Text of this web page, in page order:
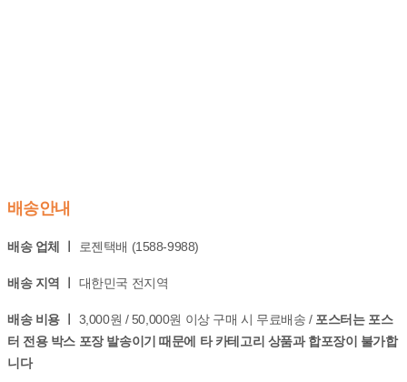
배송안내
배송 업체 ㅣ 로젠택배 (1588-9988)
배송 지역 ㅣ 대한민국 전지역
배송 비용 ㅣ 3,000원 / 50,000원 이상 구매 시 무료배송 / 포스터는 포스
터 전용 박스 포장 발송이기 때문에 타 카테고리 상품과 합포장이 불가합
니다